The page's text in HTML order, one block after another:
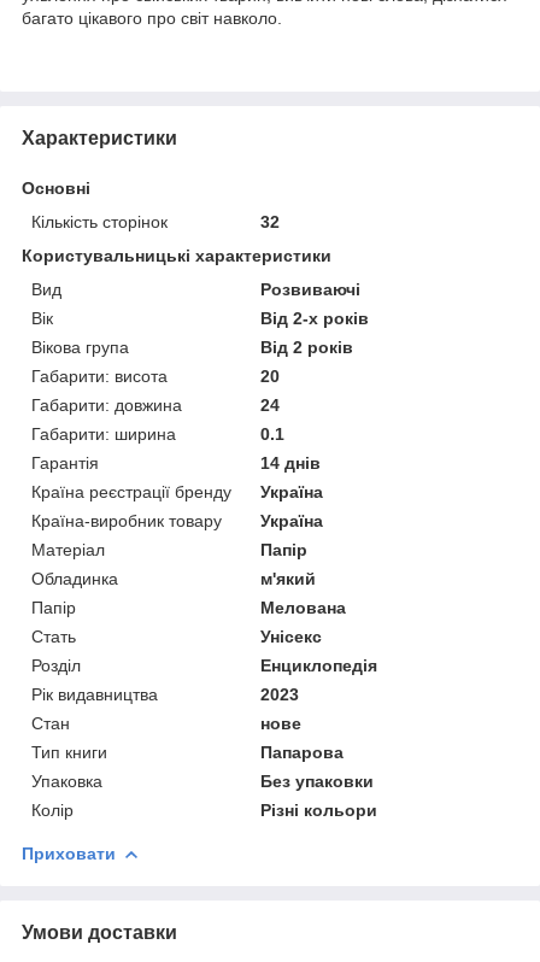
багато цікавого про світ навколо.
Характеристики
Основні
Кількість сторінок
32
Користувальницькі характеристики
Вид
Розвиваючі
Вік
Від 2-х років
Вікова група
Від 2 років
Габарити: висота
20
Габарити: довжина
24
Габарити: ширина
0.1
Гарантія
14 днів
Країна реєстрації бренду
Україна
Країна-виробник товару
Україна
Матеріал
Папір
Обладинка
м'який
Папір
Мелована
Стать
Унісекс
Розділ
Енциклопедія
Рік видавництва
2023
Стан
нове
Тип книги
Папарова
Упаковка
Без упаковки
Колір
Різні кольори
Приховати
Умови доставки